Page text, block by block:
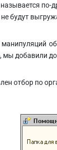
по-
будут
манипуляций
мы добавили
отбор по